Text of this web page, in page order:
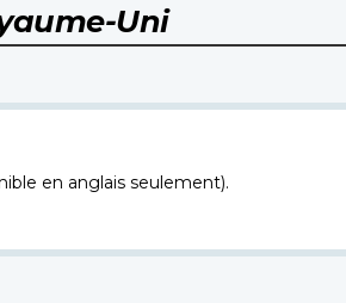
Uni
en anglais seulement).